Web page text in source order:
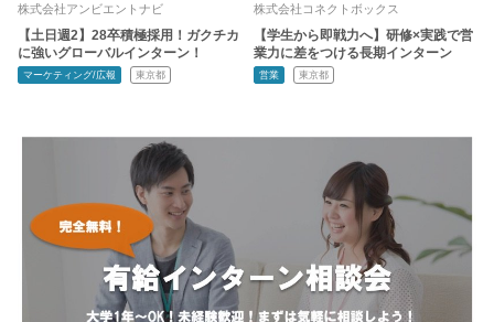
株式会社アンビエントナビ
【土日週2】28卒積極採用！ガクチカ
に強いグローバルインターン！
マーケティング/広報 東京都
株式会社コネクトボックス
【学生から即戦力へ】研修×実践で営
業力に差をつける長期インターン
営業 東京都